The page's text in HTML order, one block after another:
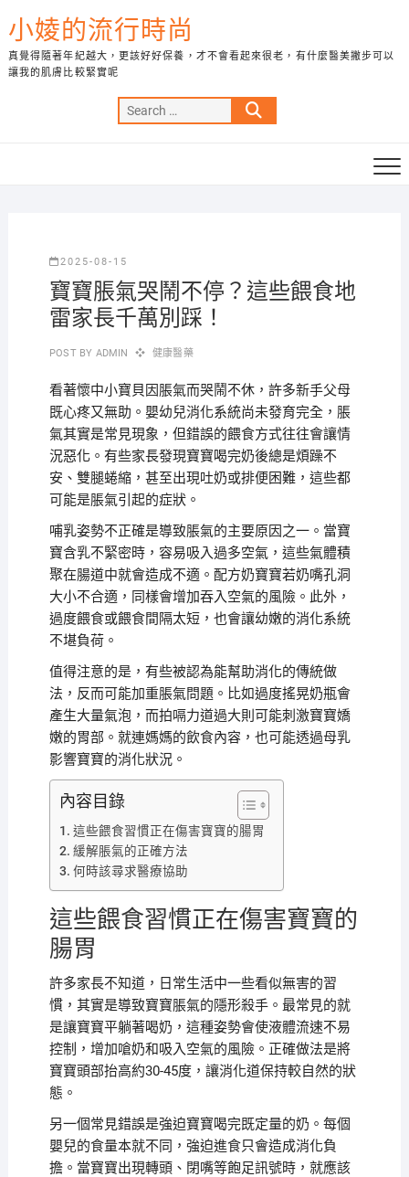
to
content
小婈的流行時尚
真覺得隨著年紀越大，更該好好保養，才不會看起來很老，有什麼醫美撇步可以
讓我的肌膚比較緊實呢
Search
…
2025-08-15
寶寶脹氣哭鬧不停？這些餵食地
雷家長千萬別踩！
POST BY ADMIN 健康醫藥
看著懷中小寶貝因脹氣而哭鬧不休，許多新手父母
既心疼又無助。嬰幼兒消化系統尚未發育完全，脹
氣其實是常見現象，但錯誤的餵食方式往往會讓情
況惡化。有些家長發現寶寶喝完奶後總是煩躁不
安、雙腿蜷縮，甚至出現吐奶或排便困難，這些都
可能是脹氣引起的症狀。
哺乳姿勢不正確是導致脹氣的主要原因之一。當寶
寶含乳不緊密時，容易吸入過多空氣，這些氣體積
聚在腸道中就會造成不適。配方奶寶寶若奶嘴孔洞
大小不合適，同樣會增加吞入空氣的風險。此外，
過度餵食或餵食間隔太短，也會讓幼嫩的消化系統
不堪負荷。
值得注意的是，有些被認為能幫助消化的傳統做
法，反而可能加重脹氣問題。比如過度搖晃奶瓶會
產生大量氣泡，而拍嗝力道過大則可能刺激寶寶嬌
嫩的胃部。就連媽媽的飲食內容，也可能透過母乳
影響寶寶的消化狀況。
內容目錄
這些餵食習慣正在傷害寶寶的腸胃
緩解脹氣的正確方法
何時該尋求醫療協助
這些餵食習慣正在傷害寶寶的
腸胃
許多家長不知道，日常生活中一些看似無害的習
慣，其實是導致寶寶脹氣的隱形殺手。最常見的就
是讓寶寶平躺著喝奶，這種姿勢會使液體流速不易
控制，增加嗆奶和吸入空氣的風險。正確做法是將
寶寶頭部抬高約30-45度，讓消化道保持較自然的狀
態。
另一個常見錯誤是強迫寶寶喝完既定量的奶。每個
嬰兒的食量本就不同，強迫進食只會造成消化負
擔。當寶寶出現轉頭、閉嘴等飽足訊號時，就應該